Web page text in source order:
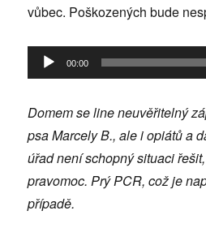
vůbec. Poškozených bude
Audio
přehrávač
00:00
Domem se line neuvěřitelný
psa Marcely B., ale i opiátů a
úřad není schopný situaci
pravomoc. Prý PCR, což je
případě.